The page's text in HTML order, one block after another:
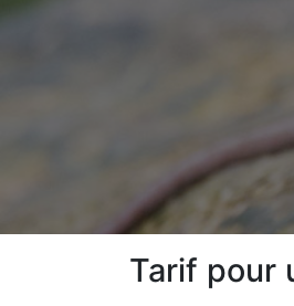
Tarif pour